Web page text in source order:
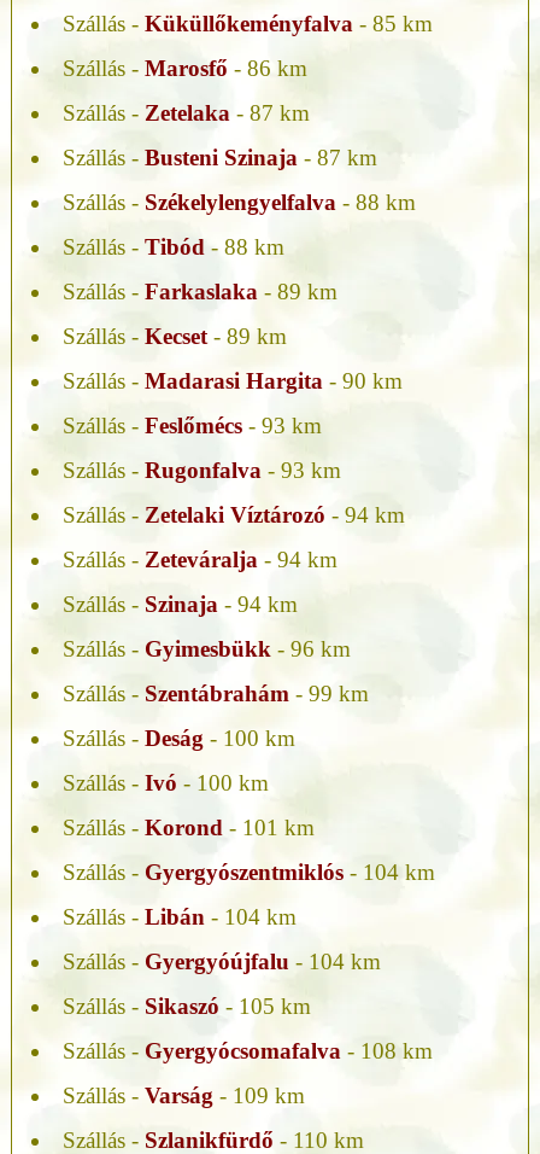
Szállás - Küküllőkeményfalva - 85 km
Szállás - Marosfő - 86 km
Szállás - Zetelaka - 87 km
Szállás - Busteni Szinaja - 87 km
Szállás - Székelylengyelfalva - 88 km
Szállás - Tibód - 88 km
Szállás - Farkaslaka - 89 km
Szállás - Kecset- 89 km
Szállás - Madarasi Hargita - 90 km
Szállás - Feslőmécs- 93 km
Szállás - Rugonfalva - 93 km
Szállás - Zetelaki Víztározó - 94 km
Szállás - Zeteváralja - 94 km
Szállás - Szinaja - 94 km
Szállás - Gyimesbükk - 96 km
Szállás - Szentábrahám - 99 km
Szállás - Deság - 100 km
Szállás - Ivó - 100 km
Szállás - Korond - 101 km
Szállás - Gyergyószentmiklós- 104 km
Szállás - Libán - 104 km
Szállás - Gyergyóújfalu - 104 km
Szállás - Sikaszó - 105 km
Szállás - Gyergyócsomafalva - 108 km
Szállás - Varság - 109 km
Szállás - Szlanikfürdő - 110 km